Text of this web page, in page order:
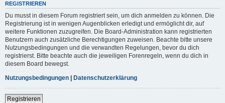
REGISTRIEREN
Du musst in diesem Forum registriert sein, um dich anmelden zu können. Die
Registrierung ist in wenigen Augenblicken erledigt und ermöglicht dir, auf
weitere Funktionen zuzugreifen. Die Board-Administration kann registrierten
Benutzern auch zusätzliche Berechtigungen zuweisen. Beachte bitte unsere
Nutzungsbedingungen und die verwandten Regelungen, bevor du dich
registrierst. Bitte beachte auch die jeweiligen Forenregeln, wenn du dich in
diesem Board bewegst.
Nutzungsbedingungen | Datenschutzerklärung
Registrieren